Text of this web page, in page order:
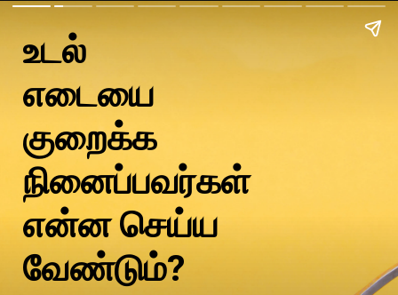
உடல்
எடையை
குறைக்க
நினைப்பவர்கள்
என்ன செய்ய
வேண்டும்?